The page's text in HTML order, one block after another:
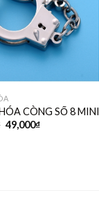
CÒNG SỐ 8 MINI
49,000₫